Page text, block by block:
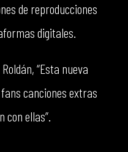
de reproducciones
digitales.
“Esta nueva
canciones extras
ellas”.